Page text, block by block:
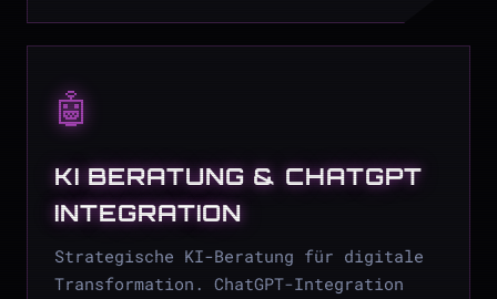
🤖
KI BERATUNG & CHATGPT
INTEGRATION
Strategische KI-Beratung für digitale
Transformation. ChatGPT-Integration